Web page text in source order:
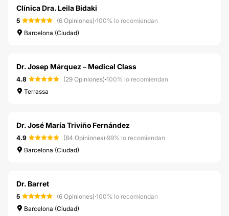
Clínica Dra. Leila Bidaki
5 (6 Opiniones)·100% lo recomiendan
Barcelona (Ciudad)
Dr. Josep Márquez – Medical Class
4.8 (29 Opiniones)·100% lo recomiendan
Terrassa
Dr. José María Triviño Fernández
4.9 (84 Opiniones)·99% lo recomiendan
Barcelona (Ciudad)
Dr. Barret
5 (6 Opiniones)·100% lo recomiendan
Barcelona (Ciudad)